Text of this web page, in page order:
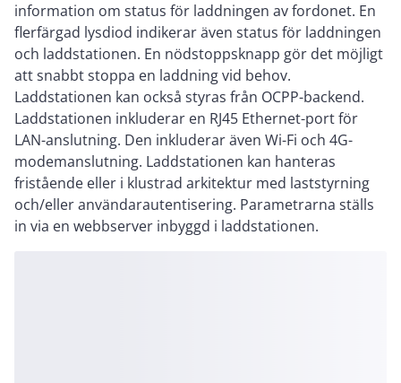
information om status för laddningen av fordonet. En
flerfärgad lysdiod indikerar även status för laddningen
och laddstationen. En nödstoppsknapp gör det möjligt
att snabbt stoppa en laddning vid behov.
Laddstationen kan också styras från OCPP-backend.
Laddstationen inkluderar en RJ45 Ethernet-port för
LAN-anslutning. Den inkluderar även Wi-Fi och 4G-
modemanslutning. Laddstationen kan hanteras
fristående eller i klustrad arkitektur med laststyrning
och/eller användarautentisering. Parametrarna ställs
in via en webbserver inbyggd i laddstationen.